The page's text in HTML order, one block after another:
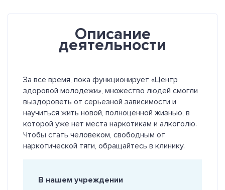
Описание
деятельности
За все время, пока функционирует «Центр
здоровой молодежи», множество людей смогли
выздороветь от серьезной зависимости и
научиться жить новой, полноценной жизнью, в
которой уже нет места наркотикам и алкоголю.
Чтобы стать человеком, свободным от
наркотической тяги, обращайтесь в клинику.
В нашем учреждении